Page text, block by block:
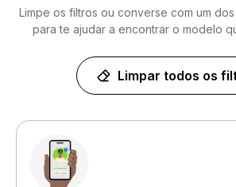
Limpe os filtros ou converse com um
para te ajudar a encontrar o modelo
Limpar todos os